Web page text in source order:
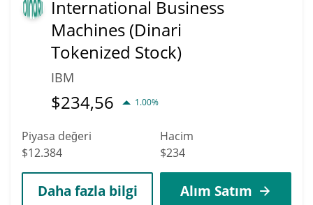
International Business
Machines (Dinari
Tokenized Stock)
IBM
$234,56 1.00%
Piyasa değeri
$12.384
Hacim
$234
Daha fazla bilgi Alım Satım